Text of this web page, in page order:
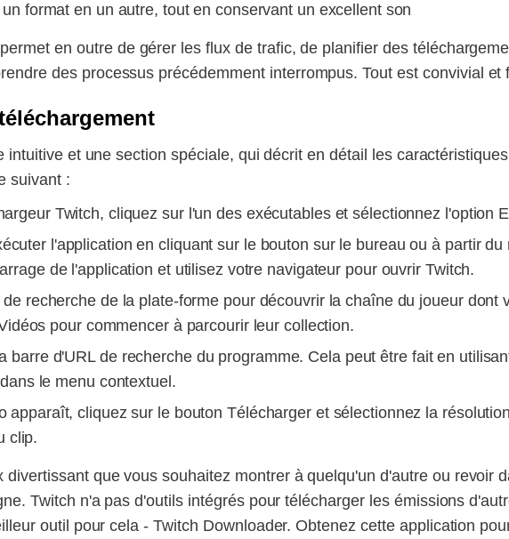
format en un autre, tout en conservant un excellent son
en outre de gérer les flux de trafic, de planifier des
des processus précédemment interrompus. Tout est convivial et
intuitive et une section spéciale, qui décrit en détail les
suivant :
Twitch, cliquez sur l'un des exécutables et sélectionnez l'option
l'application en cliquant sur le bouton sur le bureau ou à partir
de l'application et utilisez votre navigateur pour ouvrir Twitch.
recherche de la plate-forme pour découvrir la chaîne du joueur dont
pour commencer à parcourir leur collection.
barre d'URL de recherche du programme. Cela peut être fait en
le menu contextuel.
apparaît, cliquez sur le bouton Télécharger et sélectionnez la
clip.
divertissant que vous souhaitez montrer à quelqu'un d'autre ou revoir
Twitch n'a pas d'outils intégrés pour télécharger les émissions
outil pour cela - Twitch Downloader. Obtenez cette application